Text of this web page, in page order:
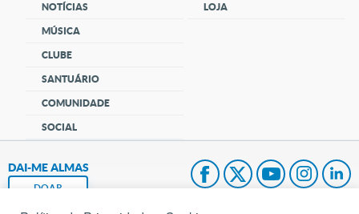
NOTÍCIAS
MÚSICA
CLUBE
SANTUÁRIO
COMUNIDADE
SOCIAL
LOJA
DAI-ME ALMAS
DOAR